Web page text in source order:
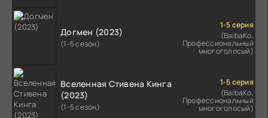
Догмен (2023)
(1-5 сезон)
1-5 серия
(BaibaKo,
Профессиональный
многоголосый)
Вселенная Стивена Кинга
(2023)
(1-5 сезон)
1-5 серия
(BaibaKo,
Профессиональный
многоголосый)